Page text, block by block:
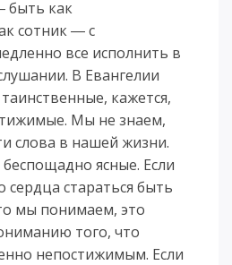
быть как
сотник ― с
все исполнить в
В Евангелии
кажется,
Мы не знаем,
слова в нашей жизни.
ясные. Если
сердца стараться быть
мы понимаем, это
того, что
непостижимым. Если